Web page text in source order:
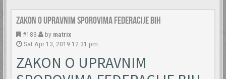
Zakon o upravnim sporovima Federacije BiH
#183 by matrix
Sat Apr 13, 2019 12:31 pm
ZAKON O UPRAVNIM